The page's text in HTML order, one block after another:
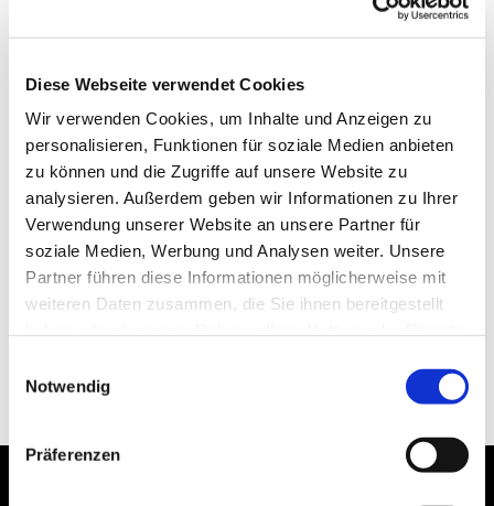
Diese Webseite verwendet Cookies
Wir verwenden Cookies, um Inhalte und Anzeigen zu
personalisieren, Funktionen für soziale Medien anbieten
zu können und die Zugriffe auf unsere Website zu
analysieren. Außerdem geben wir Informationen zu Ihrer
Verwendung unserer Website an unsere Partner für
soziale Medien, Werbung und Analysen weiter. Unsere
Partner führen diese Informationen möglicherweise mit
weiteren Daten zusammen, die Sie ihnen bereitgestellt
Notwendig
Präferenzen